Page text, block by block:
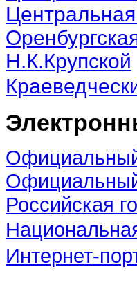
Н.К.Крупской
Российская
Интернет-